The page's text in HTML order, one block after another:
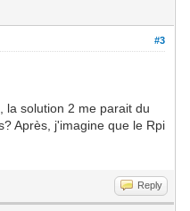
#3
la solution 2 me parait du
Après, j'imagine que le Rpi
Reply